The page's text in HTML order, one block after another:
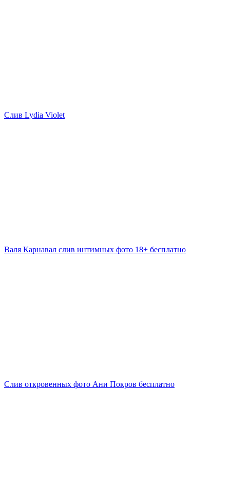
Слив Lydia Violet
Валя Карнавал слив интимных фото 18+ бесплатно
Слив откровенных фото Ани Покров бесплатно